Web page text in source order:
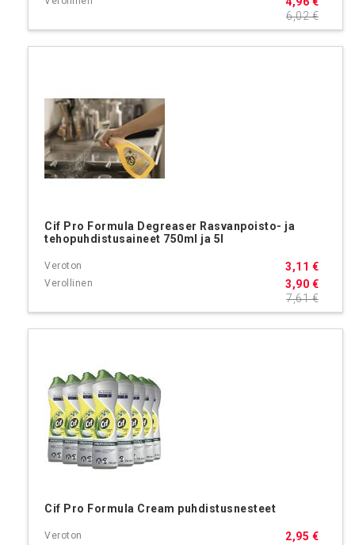
6,02 €
Cif Pro Formula Degreaser Rasvanpoisto- ja
tehopuhdistusaineet 750ml ja 5l
3,90 €
3,11 €
7,61 €
Cif Pro Formula Cream puhdistusnesteet
2,95 €